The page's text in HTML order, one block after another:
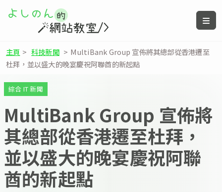
主頁 > 科技新聞 > MultiBank Group 宣佈將其總部從香港遷至
杜拜，並以盛大的晚宴慶祝阿聯酋的新起點
綜合 IT 新聞
MultiBank Group 宣佈將
其總部從香港遷至杜拜，
並以盛大的晚宴慶祝阿聯
酋的新起點